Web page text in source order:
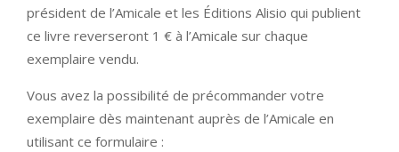
président de l’Amicale et les Éditions Alisio qui publient
ce livre reverseront 1 € à l’Amicale sur chaque
exemplaire vendu.
Vous avez la possibilité de précommander votre
exemplaire dès maintenant auprès de l’Amicale en
utilisant ce formulaire :